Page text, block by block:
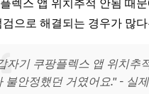
렉스 앱 위치추적 안됨 때
검으로 해결되는 경우가 많
자기 쿠팡플렉스 앱 위치추
불안정했던 거였어요." - 실